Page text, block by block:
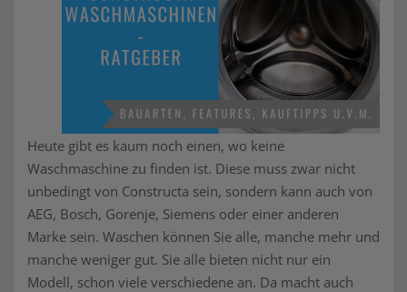
Heute gibt es kaum noch einen, wo keine
Waschmaschine zu finden ist. Diese muss zwar nicht
unbedingt von Constructa sein, sondern kann auch von
AEG, Bosch, Gorenje, Siemens oder einer anderen
Marke sein. Waschen können Sie alle, manche mehr und
manche weniger gut. Sie alle bieten nicht nur ein
Modell, schon viele verschiedene an. Da macht auch